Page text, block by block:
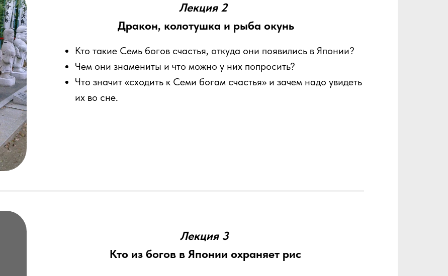
Дракон, колотушка и рыба окунь
Кто из богов в Японии охраняет рис
Лекция 2
Лекция 3
Кто такие Семь богов счастья, откуда они появились в Японии?
Чем они знамениты и что можно у них попросить?
Что значит «сходить к Семи богам счастья» и зачем надо увидеть
их во сне.